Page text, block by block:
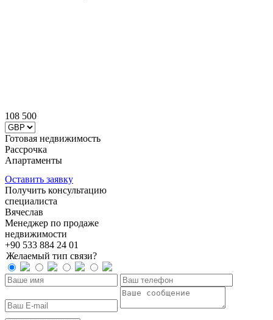
108 500
Готовая недвижимость
Рассрочка
Апартаменты
Оставить заявку
Получить консультацию
специалиста
Вячеслав
Менеджер по продаже
недвижимости
+90 533 884 24 01
Желаемый тип связи?